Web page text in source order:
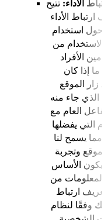
الأداء: تتيح
ارتباط الأداء
حول استخدام
الاستخدام من
الأفراد
ما إذا كان
زار الموقع
الذي جاء منه
العام مع
التي يفضلها
مما يسمح لنا
وتجربة
الأساس
المعلومات من
ارتباط
وفقًا لنظام